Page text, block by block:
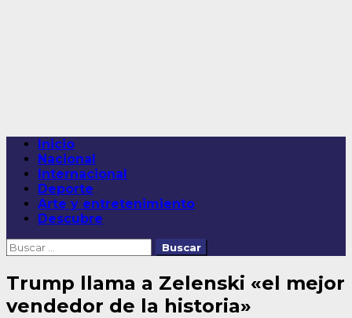
Menú
principal
Inicio
Nacional
Internacional
Deporte
Arte y entretenimiento
Descubre
Buscar:
Trump llama a Zelenski «el mejor
vendedor de la historia»